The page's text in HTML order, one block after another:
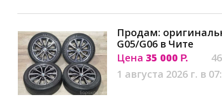
Продам:
G05/G06 в Чите
Цена 35 000 Р.
1 августа 2026 г. в